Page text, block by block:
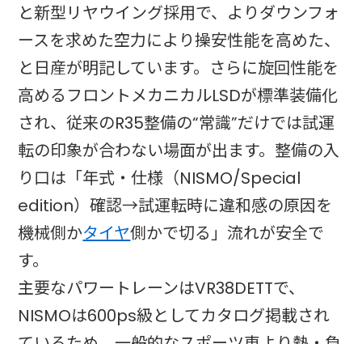
と新型リヤウイング採用で、よりダウンフォ
ースを求めた空力により操安性能を高めた、
と日産が明記しています。さらに旋回性能を
高めるフロントメカニカルLSDが標準装備化
され、従来のR35整備の“常識”だけでは試運
転の印象が合わない場面が出ます。整備の入
り口は「年式・仕様（NISMO/Special
edition）確認→試運転時に違和感の原因を
機械側かタイヤ側かで切る」流れが安全で
す。
主要なパワートレーンはVR38DETTで、
NISMOは600ps級としてカタログ掲載され